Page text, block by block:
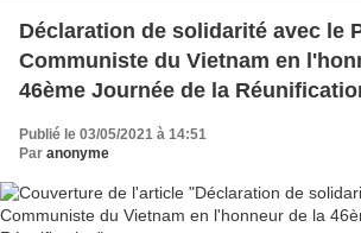
Déclaration de solidarité avec le
Communiste du Vietnam en
46ème Journée de la
Publié le 03/05/2021 à 14:51
Par anonyme